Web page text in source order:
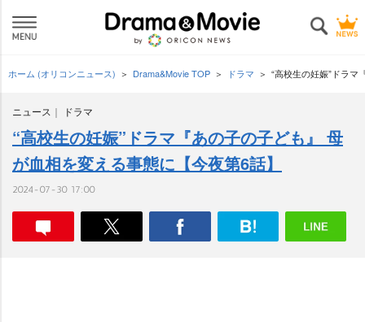
ホーム (オリコンニュース) Drama&Movie TOP ドラマ “高校生の妊娠”ドラマ
ニュース ドラマ
“高校生の妊娠”ドラマ『あの子の子ども』 母
が血相を変える事態に【今夜第6話】
2024-07-30 17:00